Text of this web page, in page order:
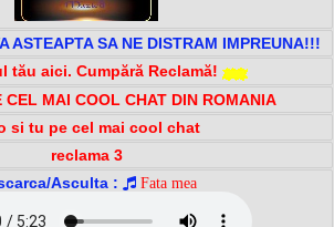
ASTEAPTA SA NE DISTRAM IMPREUNA!!!
tău aici. Cumpără Reclamă!
CEL MAI COOL CHAT DIN ROMANIA
si tu pe cel mai cool chat
reclama 3
Asculta :
Fata mea